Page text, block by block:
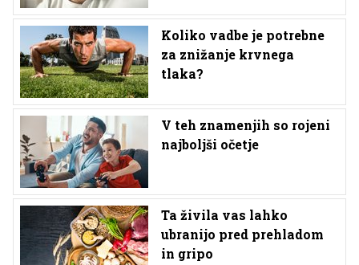
Koliko vadbe je potrebne
za znižanje krvnega
tlaka?
V teh znamenjih so rojeni
najboljši očetje
Ta živila vas lahko
ubranijo pred prehladom
in gripo